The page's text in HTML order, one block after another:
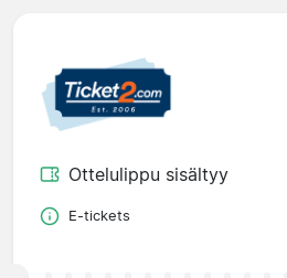
Ottelulippu sisältyy
E-tickets